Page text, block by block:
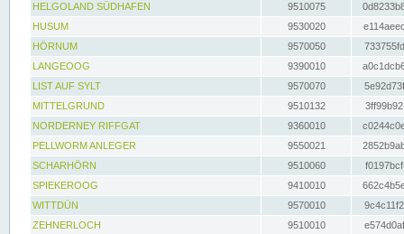
HELGOLAND SÜDHAFEN
9510075
HUSUM
9530020
HÖRNUM
9570050
LANGEOOG
9390010
LIST AUF SYLT
9570070
MITTELGRUND
9510132
NORDERNEY RIFFGAT
9360010
PELLWORM ANLEGER
9550021
SCHARHÖRN
9510060
SPIEKEROOG
9410010
WITTDÜN
9570010
ZEHNERLOCH
9510010